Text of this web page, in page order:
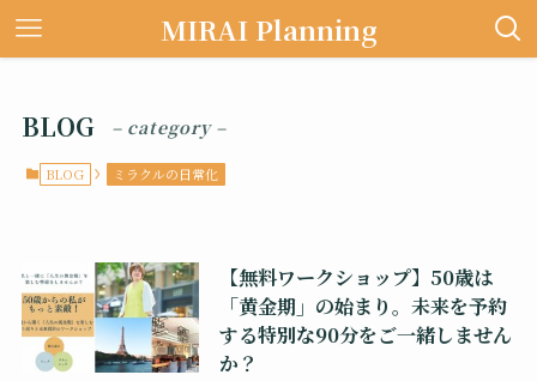
MIRAI Planning
BLOG – category –
BLOG ミラクルの日常化
【無料ワークショップ】50歳は
「黄金期」の始まり。未来を予約
する特別な90分をご一緒しません
か？